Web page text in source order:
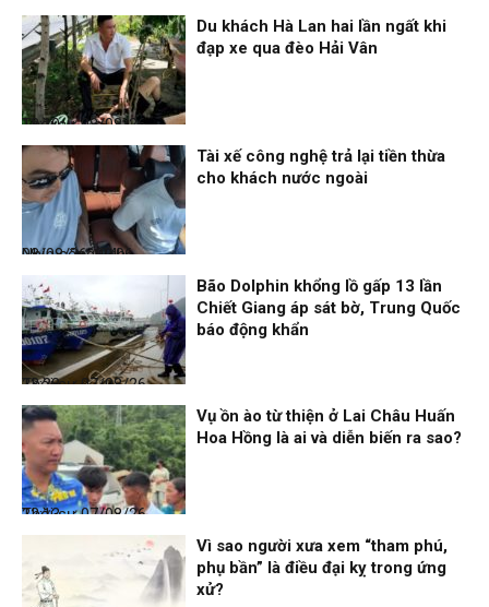
Thời sự
08/08/26, 13:10
Du khách Hà Lan hai lần ngất khi
đạp xe qua đèo Hải Vân
Nhịp sống 24h
08/08/26, 09:06
Tài xế công nghệ trả lại tiền thừa
cho khách nước ngoài
Thời sự
07/08/26, 23:28
Bão Dolphin khổng lồ gấp 13 lần
Chiết Giang áp sát bờ, Trung Quốc
báo động khẩn
Thời sự
07/08/26, 22:13
Vụ ồn ào từ thiện ở Lai Châu Huấn
Hoa Hồng là ai và diễn biến ra sao?
Vì sao người xưa xem “tham phú,
phụ bần” là điều đại kỵ trong ứng
xử?